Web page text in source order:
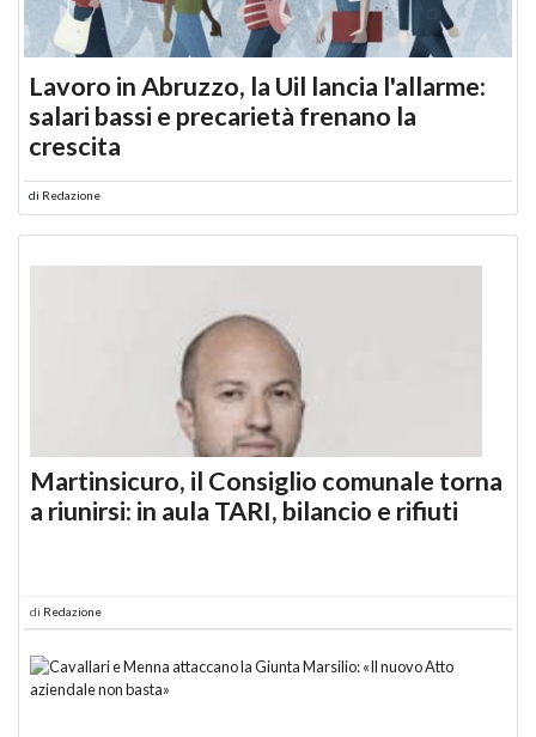
Lavoro in Abruzzo, la Uil lancia l'allarme:
salari bassi e precarietà frenano la
crescita
di Redazione
Martinsicuro, il Consiglio comunale torna
a riunirsi: in aula TARI, bilancio e rifiuti
di Redazione